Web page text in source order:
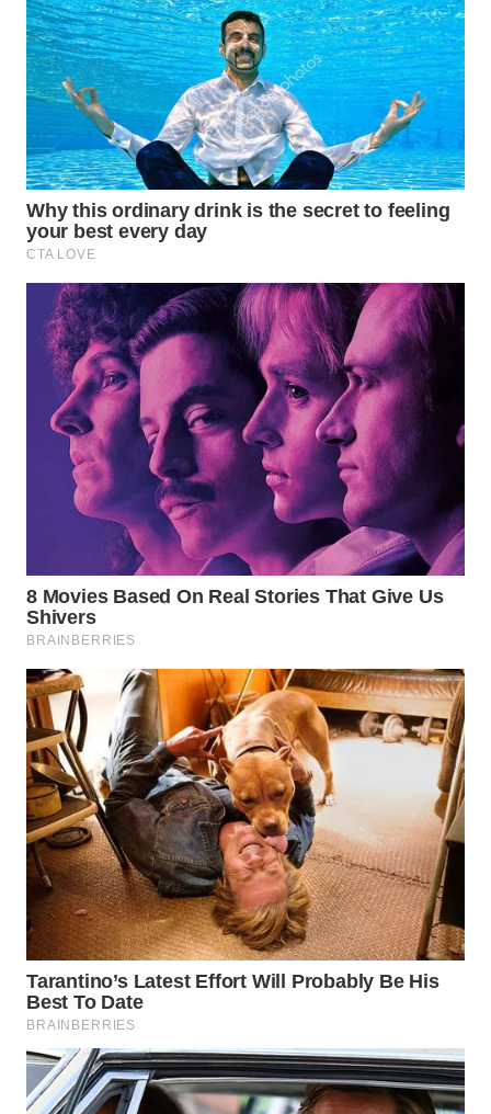
WN
INDRAMAYU
WN
KUNINGAN
WN
MAJALENGKA
WN
SUBANG
WN
SUKABUMI
WN
PURWAKARTA
PRIANGAN
TIMUR
WN
WN
SOLO
WN
BOROBUDUR
WN
MADURA
WN
SURABAYA
WN
NATUNA